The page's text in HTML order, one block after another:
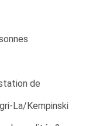
de
La/Kempinski